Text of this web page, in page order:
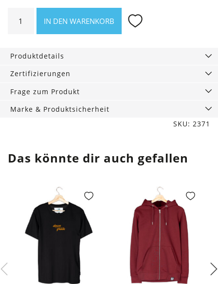
Schau
Menge
IN DEN WARENKORB
Produktdetails
Zertifizierungen
Frage zum Produkt
Marke & Produktsicherheit
SKU: 2371
Das könnte dir auch gefallen